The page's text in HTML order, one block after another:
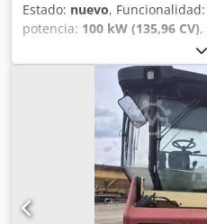
Estado: nuevo, Funcionalidad:
potencia: 100 kW (135,96 CV)
aire
tracción, * Máquina nueva *
Scharrfuß * Sísmico * Motor
operativo 13 t * Peso máximo
estática 36 kg/cm² Dedpoyu
tracción/ECO * Aire